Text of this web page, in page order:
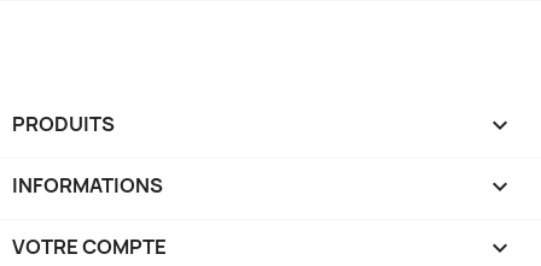
PRODUITS 
INFORMATIONS 
VOTRE COMPTE 